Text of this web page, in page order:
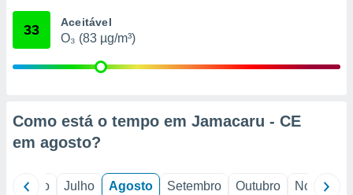
através
33 Aceitável
O₃ (83 µg/m³)
Como está o tempo em Jamacaru - CE
em agosto?
Junho Julho Agosto Setembro Outubro Novembro